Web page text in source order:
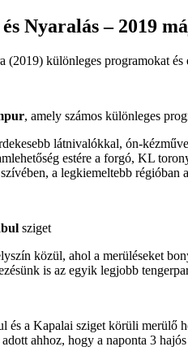
Nyaralás – 2019
(2019) különleges programokat
, amely számos különleges
látnivalókkal, ón-
estére a forgó, KL
a legkiemeltebb
sziget
közül, ahol a merüléseket
is az egyik legjobb
és a Kapalai sziget körüli
ahhoz, hogy a naponta 3